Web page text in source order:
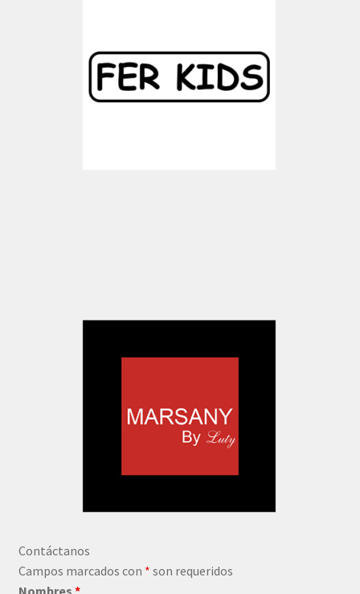
Contáctanos
Campos marcados con * son requeridos